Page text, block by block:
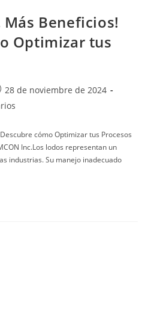
Más Beneficios!
Optimizar tus
28 de noviembre de 2024
cómo Optimizar tus Procesos
Inc.Los lodos representan un
industrias. Su manejo inadecuado